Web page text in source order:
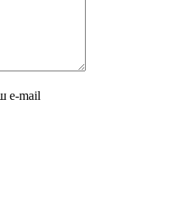
e-mail